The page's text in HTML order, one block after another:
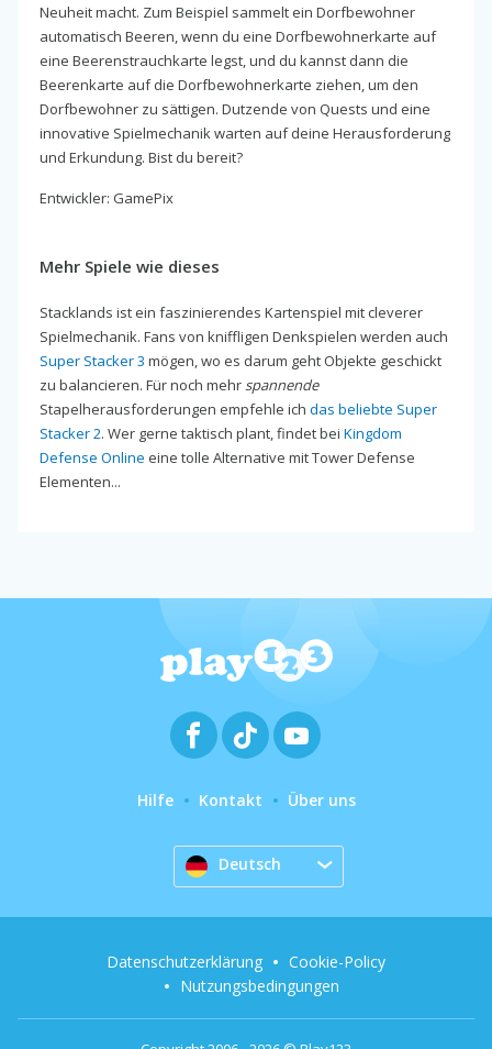
Neuheit macht. Zum Beispiel sammelt ein Dorfbewohner
automatisch Beeren, wenn du eine Dorfbewohnerkarte auf
eine Beerenstrauchkarte legst, und du kannst dann die
Beerenkarte auf die Dorfbewohnerkarte ziehen, um den
Dorfbewohner zu sättigen. Dutzende von Quests und eine
innovative Spielmechanik warten auf deine Herausforderung
und Erkundung. Bist du bereit?
Entwickler: GamePix
Mehr Spiele wie dieses
Stacklands ist ein faszinierendes Kartenspiel mit cleverer
Spielmechanik. Fans von kniffligen Denkspielen werden auch
Super Stacker 3 mögen, wo es darum geht Objekte geschickt
zu balancieren. Für noch mehrspannende
Stapelherausforderungen empfehle ich das beliebte Super
Stacker 2. Wer gerne taktisch plant, findet bei Kingdom
Defense Online eine tolle Alternative mit Tower Defense
Elementen...
Hilfe Kontakt Über uns
Deutsch
Datenschutzerklärung
Cookie-Policy
Nutzungsbedingungen